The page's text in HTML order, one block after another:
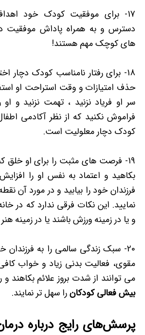
17- برای موفقیت کودک خود
دسترس و به همراه پاداش موفقیت
های کوچک مهم هستند!
18- برای رفتار نامناسب کودک دچار
حذف امتیازات و وقت استراحت او
سر او فریاد نزنید ، تهمت نزنید و
فراموش نکنید که از نظر آکادمی
کودک دچار معلولیت است.
19- فرصت های مثبت را برای او خلق
بکاهید و اعتماد به نفس او را
فرزندان خود را بیابید و در مورد آن
نمایید. این نکات فرقی ندارد که در
و یا در زمینه ورزش باشند یا در زمینه
20- سبک زندگی سالمی را به فرزندان
مقوی، فعالیت بدنی زیاد و خواب
می توانند از شدت بروز علائم بکاهند و
بیش فعالی کودکانرا سهل تر نمایند.
پرسش‌های رایج درباره